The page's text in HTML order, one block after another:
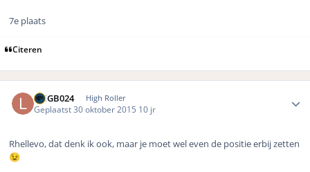
7e plaats
Citeren
LMGB024 High Roller
Geplaatst30 oktober 2015 10 jr
Rhellevo, dat denk ik ook, maar je moet wel even de positie erbij zetten
😉